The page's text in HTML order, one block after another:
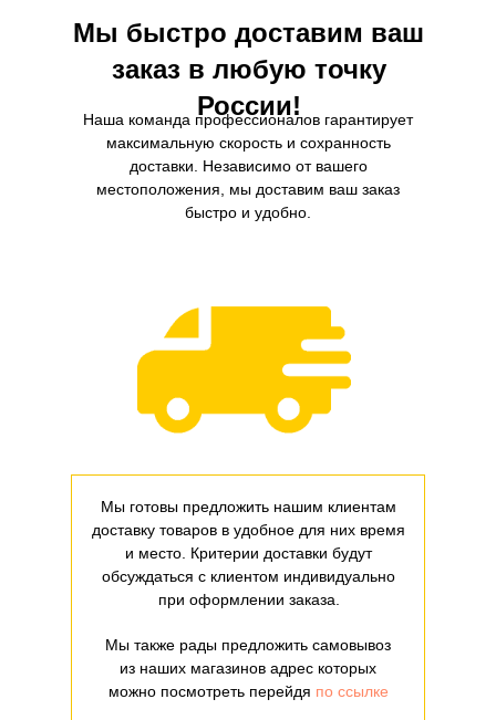
Мы быстро доставим ваш
заказ в любую точку
России!
Мы готовы предложить нашим клиентам
доставку товаров в удобное для них время
и место. Критерии доставки будут
обсуждаться с клиентом индивидуально
при оформлении заказа.
Мы также рады предложить самовывоз
из наших магазинов адрес которых
можно посмотреть перейдя по ссылке
Наша команда профессионалов гарантирует
максимальную скорость и сохранность
доставки. Независимо от вашего
местоположения, мы доставим ваш заказ
быстро и удобно.